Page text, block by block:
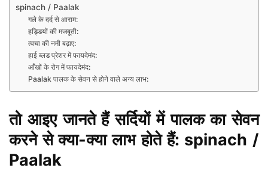
spinach / Paalak
गले के दर्द से आराम:
हड्डियों की मजबूती:
त्वचा की नमी बढ़ाए:
हाई ब्लड प्रेशर में फायदेमंद:
आँखों के रोग में फायदेमंद:
Paalak पालक के सेवन से होने वाले अन्य लाभ:
तो आइए जानते हैं सर्दियों में पालक का सेवन
करने से क्या-क्या लाभ होते हैं: spinach /
Paalak